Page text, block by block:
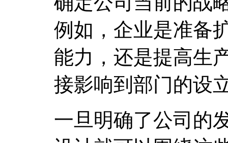
例如，企业是准备
能力，还是提高生
接影响到部门的设
一旦明确了公司的